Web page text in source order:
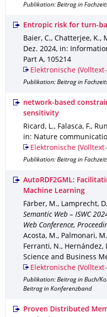
Publikation: Beitrag in
Entropic risk for turn-
Baier, C., Chatterjee, K.,
Dez. 2024, in:
Part A, 105214
Elektronische
Publikation: Beitrag in
network-based
sensitivity
Ricard, L., Falasca, F.,
in: Nature
Elektronische
Publikation: Beitrag in
AutoRDF2GML:
Machine Learning
Färber, M., Lamprecht,
Semantic Web – ISWC
Web Conference,
Acosta, M., Palmonari,
Ferranti, N., Hernández,
Science and Business
Elektronische
Publikation: Beitrag in Buch/
Beitrag in Konferenzband
Proven Distributed